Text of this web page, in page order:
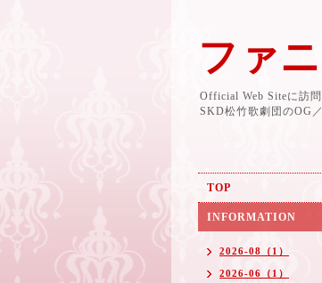
ファ
Official Web Siteに訪
SKD松竹歌劇団のOG
TOP
INFORMATION
2026-08（1）
2026-06（1）